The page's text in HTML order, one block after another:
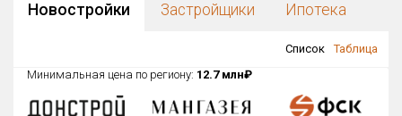
Все
Новостройки Застройщики Ипотека
Список
Таблица
Минимальная цена по региону: 12.7 млн₽